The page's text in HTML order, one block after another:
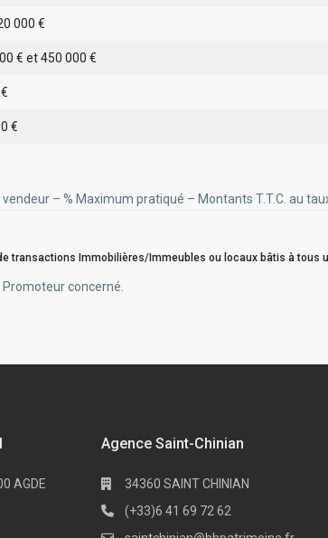
000 €
€ et 450 000 €
€
– % Maximum pratiqué – Montants T.T.C. au
transactions Immobilières/Immeubles ou locaux bâtis à tous
concerné.
AGDE
Agence Saint-Chinian
34360 SAINT CHINIAN
(+33)6 41 69 72 62